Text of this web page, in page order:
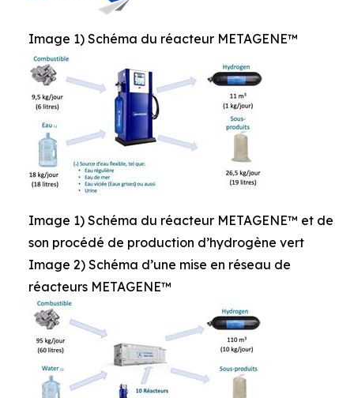
Image 1) Schéma du réacteur METAGENE™
Image 1) Schéma du réacteur METAGENE™ et de
son procédé de production d’hydrogène vert
Image 2) Schéma d’une mise en réseau de
réacteurs METAGENE™